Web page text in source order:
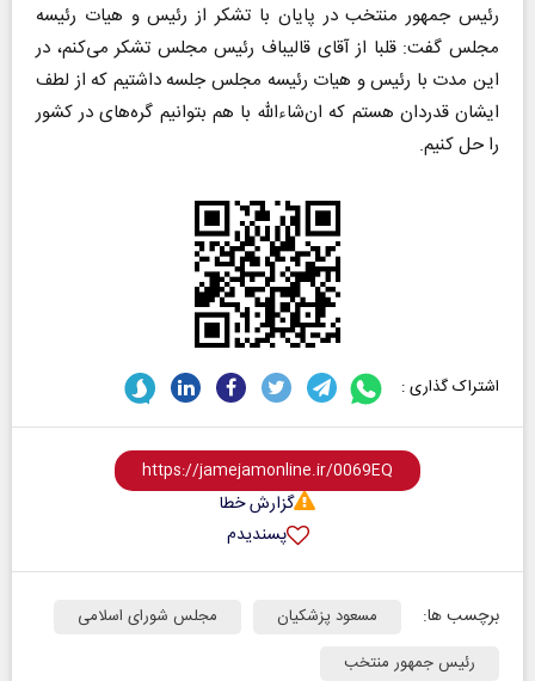
رئیس جمهور منتخب در پایان با تشکر از رئیس و هیات رئیسه
مجلس گفت: قلبا از آقای قالیباف رئیس مجلس تشکر می‌کنم، در
این مدت با رئیس و هیات رئیسه مجلس جلسه داشتیم که از لطف
ایشان قدردان هستم که ان‌شاءالله با هم بتوانیم گره‌های در کشور
را حل کنیم.
اشتراک گذاری :
گزارش خطا
پسندیدم
برچسب ها: مسعود پزشکیان
مجلس شورای اسلامی
رئیس جمهور منتخب